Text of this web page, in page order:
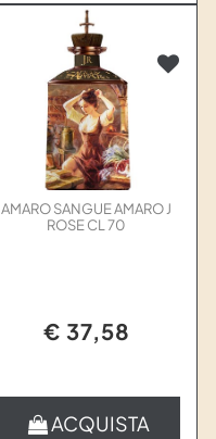
AMARO SANGUE AMARO J
ROSE CL 70
€ 37,58
ACQUISTA